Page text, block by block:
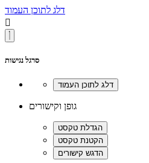
דלג לתוכן העמוד

סרגל נגישות
גופן וקישורים